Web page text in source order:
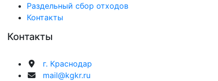
Раздельный сбор отходов
Контакты
Контакты
г. Краснодар
mail@kgkr.ru